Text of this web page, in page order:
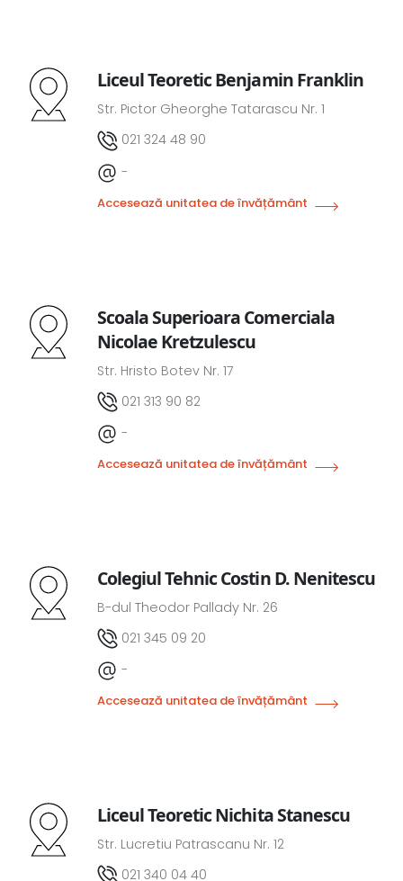
Liceul Teoretic Benjamin Franklin
Str. Pictor Gheorghe Tatarascu Nr. 1
021 324 48 90
-
Accesează unitatea de învățământ
Scoala Superioara Comerciala
Nicolae Kretzulescu
Str. Hristo Botev Nr. 17
021 313 90 82
-
Accesează unitatea de învățământ
Colegiul Tehnic Costin D. Nenitescu
B-dul Theodor Pallady Nr. 26
021 345 09 20
-
Accesează unitatea de învățământ
Liceul Teoretic Nichita Stanescu
Str. Lucretiu Patrascanu Nr. 12
021 340 04 40